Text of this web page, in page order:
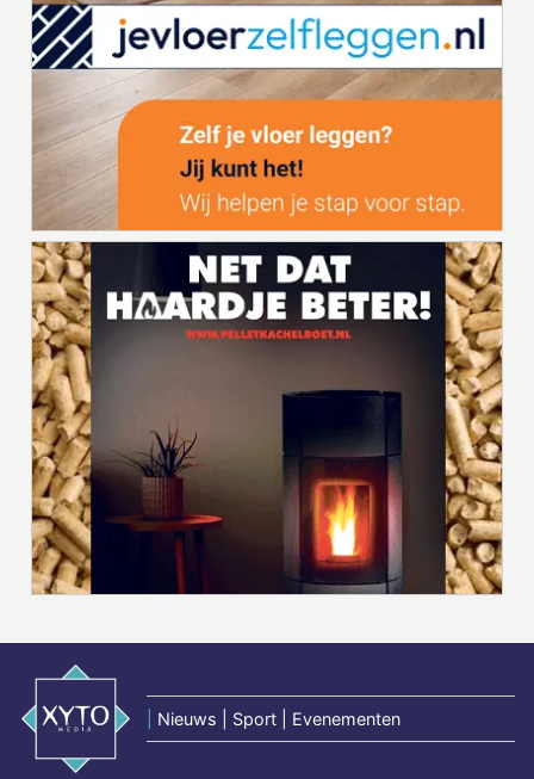
Nieuws | Sport | Evenementen